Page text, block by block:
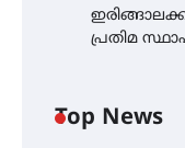
പ്രതിമ
Top News